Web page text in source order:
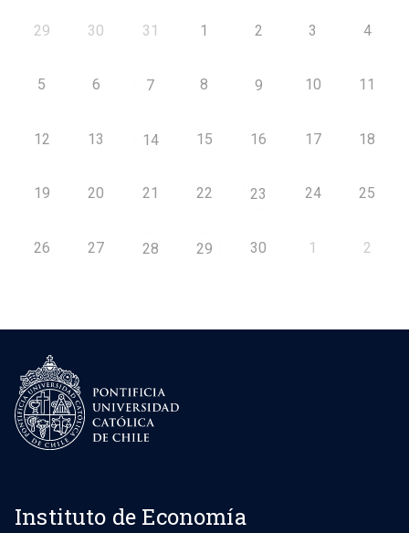
29 30 31 1 2 3 4
5 6 7 8 9 10 11
12 13 14 15 16 17 18
19 20 21 22 23 24 25
26 27 28 29 30 1 2
Instituto de Economía